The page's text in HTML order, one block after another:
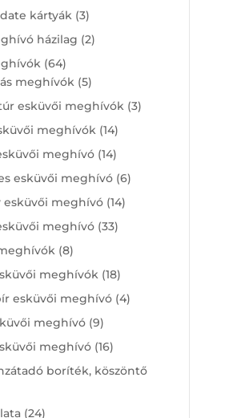
products
kártyák 33
products
házilag 22
6464
products
meghívók 55
products
esküvői meghívók 33
meghívók 1414
products
meghívó 1414
products
esküvői meghívó 66
esküvői meghívó 1414
meghívó 3333
88
products
meghívók 1818
products
esküvői meghívó 44
meghívó 99
products
meghívó 1616
products
boríték, köszöntő
2424